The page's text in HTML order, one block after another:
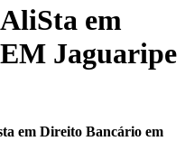
em
EM Jaguaripe
em Direito Bancário em